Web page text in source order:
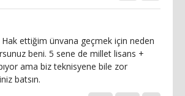
ettiğim ünvana geçmek için neden
beni. 5 sene de millet lisans +
ama biz teknisyene bile zor
batsın.